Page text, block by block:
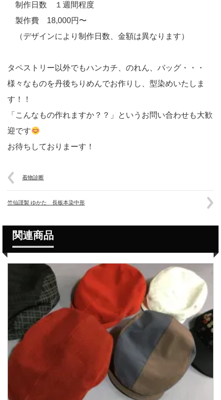
制作日数 １週間程度
製作費 18,000円〜
（デザインにより制作日数、金額は異なります）
タペストリー以外でもハンカチ、のれん、バッグ・・・
様々なものを丹後ちりめんでお作りし、型染めいたしま
す！！
「こんなもの作れますか？？」というお問い合わせも大歓
迎です
お待ちしておりまーす！
着物診断
竺仙謹製 ゆかた 長板本染中形
関連商品